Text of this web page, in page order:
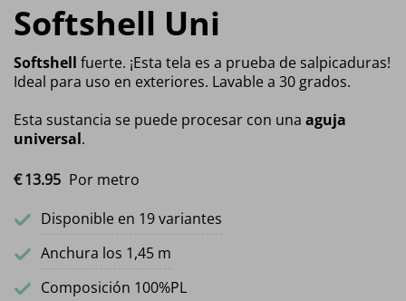
Softshell Uni
Softshell fuerte. ¡Esta tela es a prueba de salpicaduras!
Ideal para uso en exteriores. Lavable a 30 grados.
Esta sustancia se puede procesar con una aguja
universal.
€13.95 Por metro
Disponible en 19 variantes
Anchura los 1,45 m
Composición 100%PL